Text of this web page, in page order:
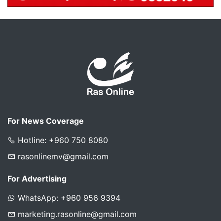
For News Coverage
Hotline: +960 750 8080
rasonlinemv@gmail.com
For Advertising
WhatsApp: +960 956 9394
marketing.rasonline@gmail.com